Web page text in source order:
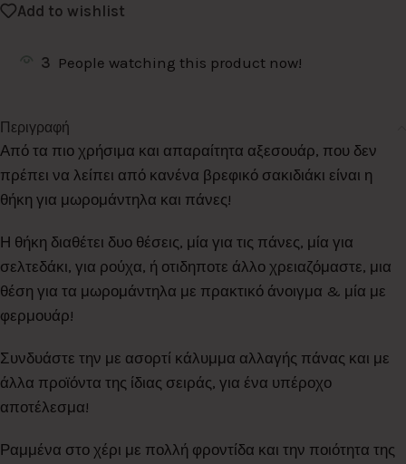
Add to wishlist
3 People watching this product now!
Περιγραφή
Από τα πιο χρήσιμα και απαραίτητα αξεσουάρ, που δεν
πρέπει να λείπει από κανένα βρεφικό σακιδιάκι είναι η
θήκη για μωρομάντηλα και πάνες!
Η θήκη διαθέτει δυο θέσεις, μία για τις πάνες, μία για
σελτεδάκι, για ρούχα, ή οτιδηποτε άλλο χρειαζόμαστε, μια
θέση για τα μωρομάντηλα με πρακτικό άνοιγμα & μία με
φερμουάρ!
Συνδυάστε την με ασορτί κάλυμμα αλλαγής πάνας και με
άλλα προϊόντα της ίδιας σειράς, για ένα υπέροχο
αποτέλεσμα!
Ραμμένα στο χέρι με πολλή φροντίδα και την ποιότητα της